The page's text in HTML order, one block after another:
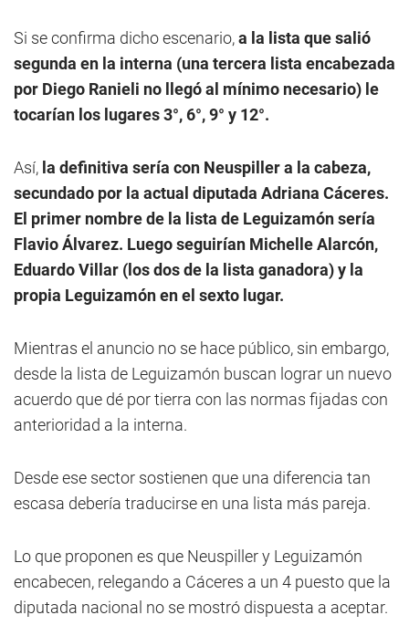
Si se confirma dicho escenario,a la lista que salió
segunda en la interna (una tercera lista encabezada
por Diego Ranieli no llegó al mínimo necesario) le
tocarían los lugares 3°, 6°, 9° y 12°.
Así, la definitiva sería con Neuspiller a la cabeza,
secundado por la actual diputada Adriana Cáceres.
El primer nombre de la lista de Leguizamón sería
Flavio Álvarez. Luego seguirían Michelle Alarcón,
Eduardo Villar (los dos de la lista ganadora) y la
propia Leguizamón en el sexto lugar.
Mientras el anuncio no se hace público, sin embargo,
desde la lista de Leguizamón buscan lograr un nuevo
acuerdo que dé por tierra con las normas fijadas con
anterioridad a la interna.
Desde ese sector sostienen que una diferencia tan
escasa debería traducirse en una lista más pareja.
Lo que proponen es que Neuspiller y Leguizamón
encabecen, relegando a Cáceres a un 4 puesto que la
diputada nacional no se mostró dispuesta a aceptar.